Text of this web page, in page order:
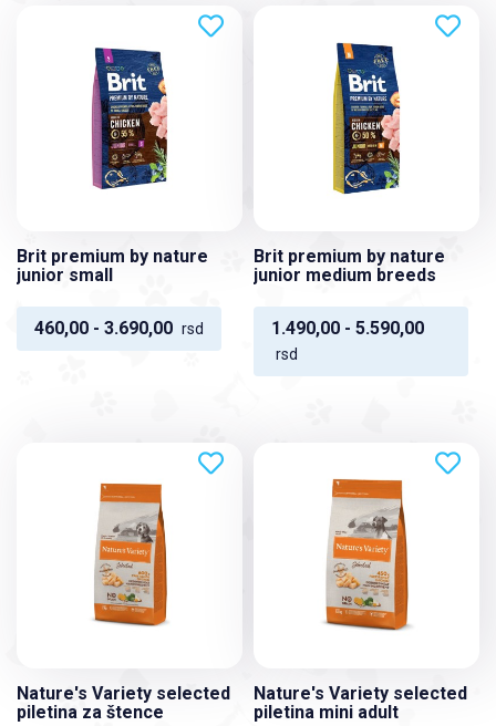
Brit premium by nature
junior small
460,00 - 3.690,00 rsd
Brit premium by nature
junior medium breeds
1.490,00 - 5.590,00
rsd
Nature's Variety selected
piletina za štence
Nature's Variety selected
piletina mini adult